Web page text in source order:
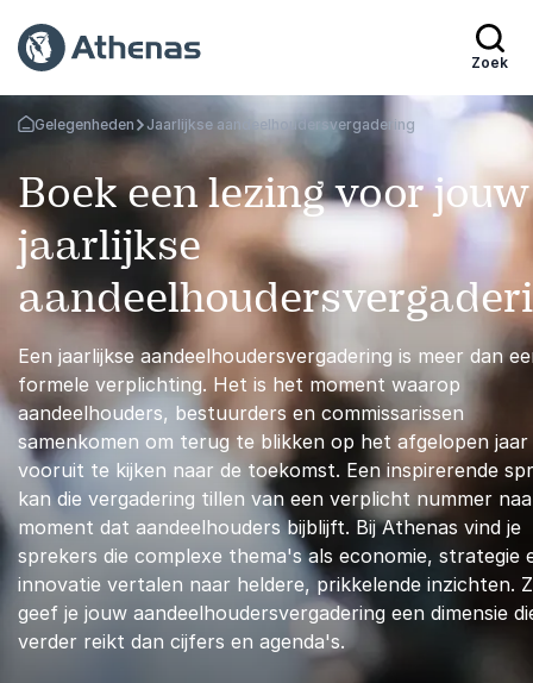
Zoek
Terug naar de startpagina
Gelegenheden Jaarlijkse aandeelhoudersvergadering
Boek een lezing voor jouw
jaarlijkse
Een jaarlijkse aandeelhoudersvergadering is meer dan
formele verplichting. Het is het moment waarop
aandeelhouders, bestuurders en commissarissen
samenkomen om terug te blikken op het afgelopen jaar
vooruit te kijken naar de toekomst. Een inspirerende
kan die vergadering tillen van een verplicht nummer
moment dat aandeelhouders bijblijft. Bij Athenas vind je
sprekers die complexe thema's als economie, strategie
innovatie vertalen naar heldere, prikkelende inzichten.
geef je jouw aandeelhoudersvergadering een dimensie
verder reikt dan cijfers en agenda's.